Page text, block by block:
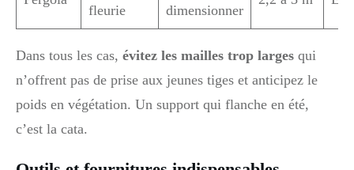
fleurie
dimensionner
Dans tous les cas, évitez les mailles trop larges qui
n’offrent pas de prise aux jeunes tiges et anticipez le
poids en végétation. Un support qui flanche en été,
c’est la cata.